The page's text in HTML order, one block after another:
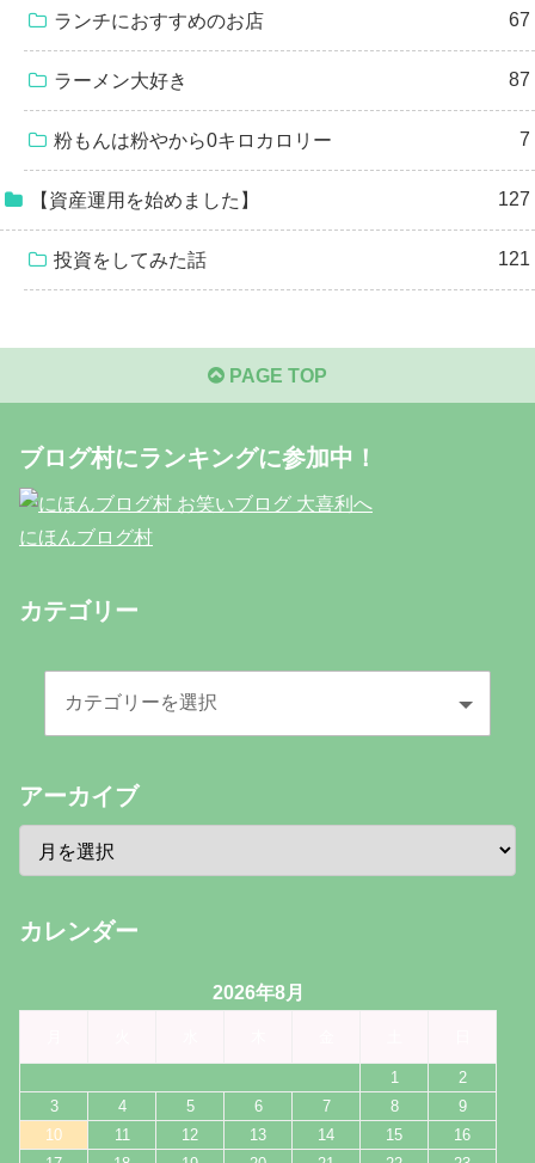
ランチにおすすめのお店 67
ラーメン大好き 87
粉もんは粉やから0キロカロリー 7
【資産運用を始めました】 127
投資をしてみた話 121
PAGE TOP
ブログ村にランキングに参加中！
にほんブログ村
カテゴリー
アーカイブ
カレンダー
2026年8月
1
2
3
4 5 6 7 8
9
10
11 12 13 14 15
16